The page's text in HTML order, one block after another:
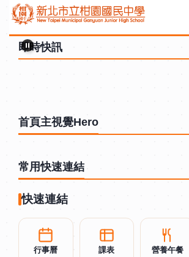
跳
即時快訊
首頁主視覺Hero
常用快速連結
快速連結
行事曆 課表 營養午餐